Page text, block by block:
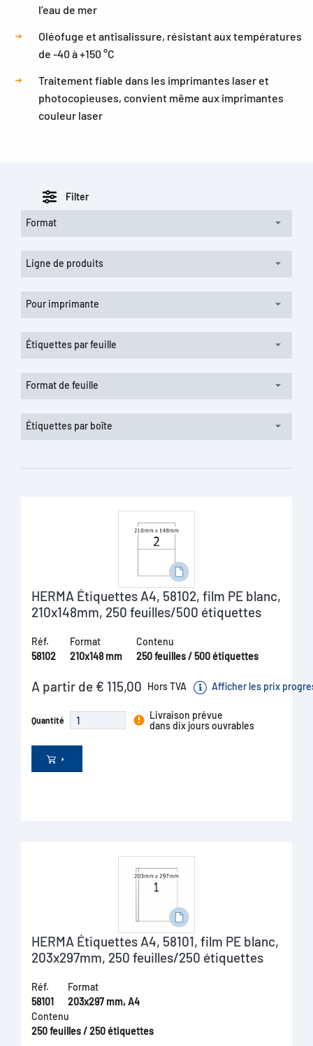
l’eau de mer
Oléofuge et antisalissure, résistant aux températures
de -40 à +150 °C
Traitement fiable dans les imprimantes laser et
photocopieuses, convient même aux imprimantes
couleur laser
Filter
Format
Ligne de produits
Pour imprimante
Étiquettes par feuille
Format de feuille
Étiquettes par boîte
HERMA Étiquettes A4, 58102, film PE blanc,
210x148mm, 250 feuilles/500 étiquettes
Réf.
58102
Format
210x148 mm
Contenu
250 feuilles / 500 étiquettes
A partir de € 115,00 Hors TVA Afficher les prix
Quantité
Livraison prévue
dans dix jours ouvrables
HERMA Étiquettes A4, 58101, film PE blanc,
203x297mm, 250 feuilles/250 étiquettes
Réf.
58101
Format
203x297 mm, A4
Contenu
250 feuilles / 250 étiquettes